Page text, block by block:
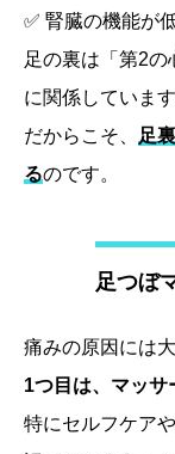
✅ 腎臓の機能が
足の裏は「第2
に関係しています
だからこそ、 足
るのです。
足つぼ
痛みの原因には
1つ目は、マッサ
特にセルフケア